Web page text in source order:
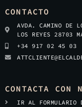
CONTACTO
AVDA. CAMINO DE
LOS REYES 28703
+34 917 02 45 03
CONTACTA CON
IR AL FORMULARIO